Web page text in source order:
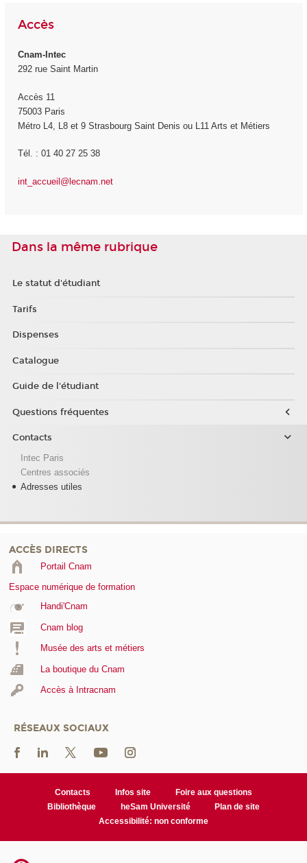
Accès
Cnam-Intec
292 rue Saint Martin
Accès 11
75003 Paris
Métro L4, L8 et 9 Strasbourg Saint Denis ou L11 Arts et Métiers
Tél. : 01 40 27 25 38
int_accueil@lecnam.net
Dans la même rubrique
Le statut d'étudiant
Tarifs
Dispenses
Catalogue
Guide de l'étudiant
Questions fréquentes
Contacts
Intec Paris
Centres associés
Adresses utiles
ACCÈS DIRECTS
Portail Cnam
Espace numérique de formation
Handi'Cnam
Cnam blog
Musée des arts et métiers
La boutique du Cnam
Accès à Intracnam
RÉSEAUX SOCIAUX
Contacts Infos site
Foire aux questions
Bibliothèque
heSam Université
Plan de site
Accessibilité: non conforme